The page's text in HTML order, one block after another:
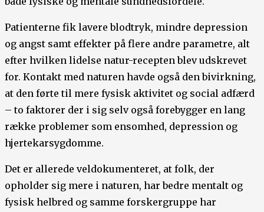
Patienterne fik lavere blodtryk, mindre depression
og angst samt effekter på flere andre parametre, alt
efter hvilken lidelse natur-recepten blev udskrevet
for. Kontakt med naturen havde også den bivirkning,
at den førte til mere fysisk aktivitet og social adfærd
– to faktorer der i sig selv også forebygger en lang
række problemer som ensomhed, depression og
hjertekarsygdomme.
Det er allerede veldokumenteret, at folk, der
opholder sig mere i naturen, har bedre mentalt og
fysisk helbred og samme forskergruppe har